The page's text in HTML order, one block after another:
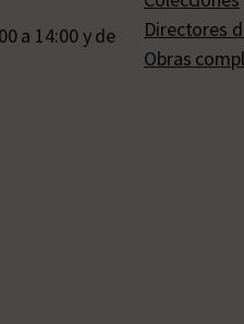
a 14:00 y de
Directores
Obras